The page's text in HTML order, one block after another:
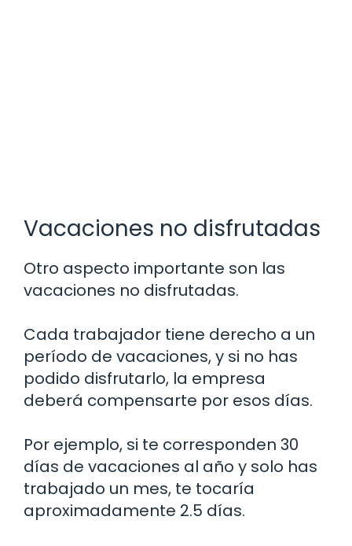
Vacaciones no disfrutadas
Otro aspecto importante son las
vacaciones no disfrutadas.
Cada trabajador tiene derecho a un
período de vacaciones, y si no has
podido disfrutarlo, la empresa
deberá compensarte por esos días.
Por ejemplo, si te corresponden 30
días de vacaciones al año y solo has
trabajado un mes, te tocaría
aproximadamente 2.5 días.